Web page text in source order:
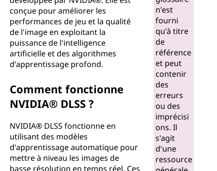
Dconçue pour améliorer les
performances de jeu et la qualité
de l'image en exploitant la
puissance de l'intelligence
artificielle et des algorithmes
d'apprentissage profond.
Comment fonctionne
NVIDIA® DLSS ?
NVIDIA® DLSS fonctionne en
utilisant des modèles
d'apprentissage automatique pour
mettre à niveau les images de
basse résolution en temps réel. Ces
n'est
fourni
qu'à titre
de
référence
et peut
contenir
des
erreurs
ou des
imprécisi
ons. Il
s'agit
d'une
ressource